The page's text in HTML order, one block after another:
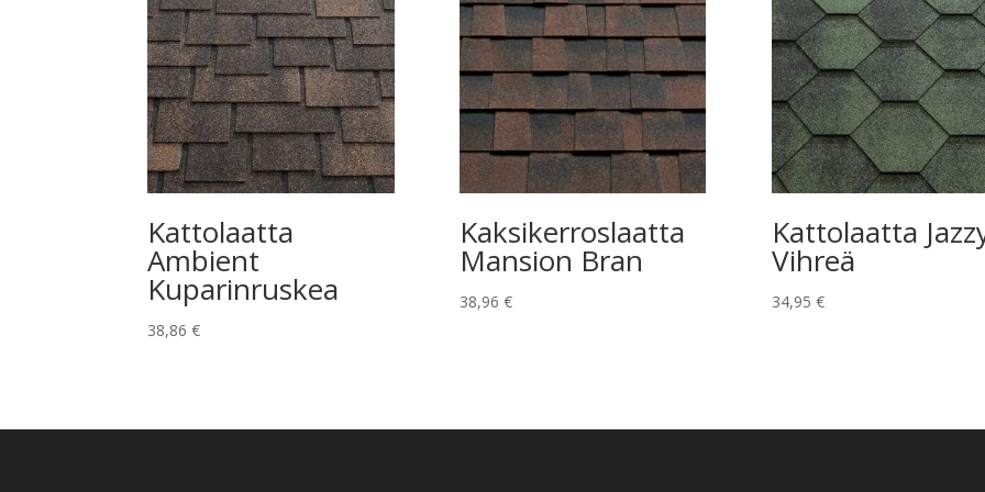
Kattolaatta
Ambient
Kuparinruskea
38,86€
Kaksikerroslaatta
Mansion Bran
38,96 €
Kattolaatta
Vihreä
34,95 €